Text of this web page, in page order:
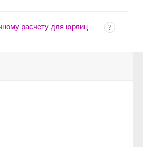
расчету для юрлиц